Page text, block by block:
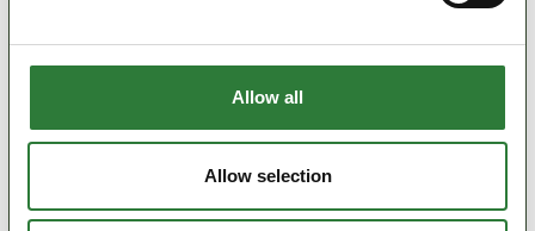
Allow all
Allow selection